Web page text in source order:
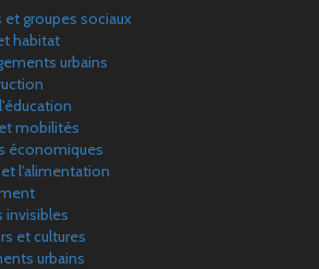
groupes sociaux
habitat
urbains
mobilités
économiques
et l'alimentation
invisibles
et cultures
urbains